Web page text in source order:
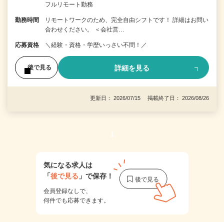
フルリモート勤務
勤務時間
リモートワークのため、完全自由シフトです！ 詳細はお問い
合わせください。 ＜会社営…
応募資格 ＼経験・資格・学歴いっさい不問！／
後で見る 詳細を見る
更新日： 2026/07/15 掲載終了日： 2026/08/26
1
気になる求人は
「後で見る 」で保存！
会員登録なしで、
何件でも応募できます。